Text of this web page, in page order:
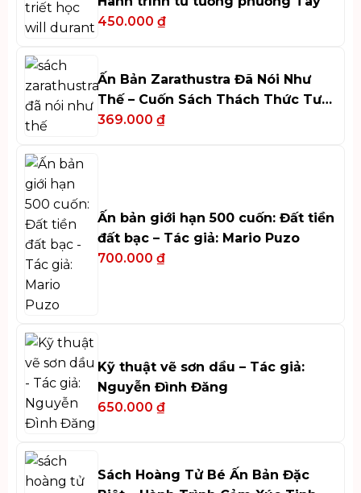
450.000 ₫
Ấn Bản Zarathustra Đã Nói Như
Thế – Cuốn Sách Thách Thức Tư
Duy
369.000 ₫
Ấn bản giới hạn 500 cuốn: Đất tiền
đất bạc – Tác giả: Mario Puzo
700.000 ₫
Kỹ thuật vẽ sơn dầu – Tác giả:
Nguyễn Đình Đăng
650.000 ₫
Sách Hoàng Tử Bé Ấn Bản Đặc